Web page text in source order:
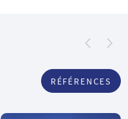
RÉFÉRENCES